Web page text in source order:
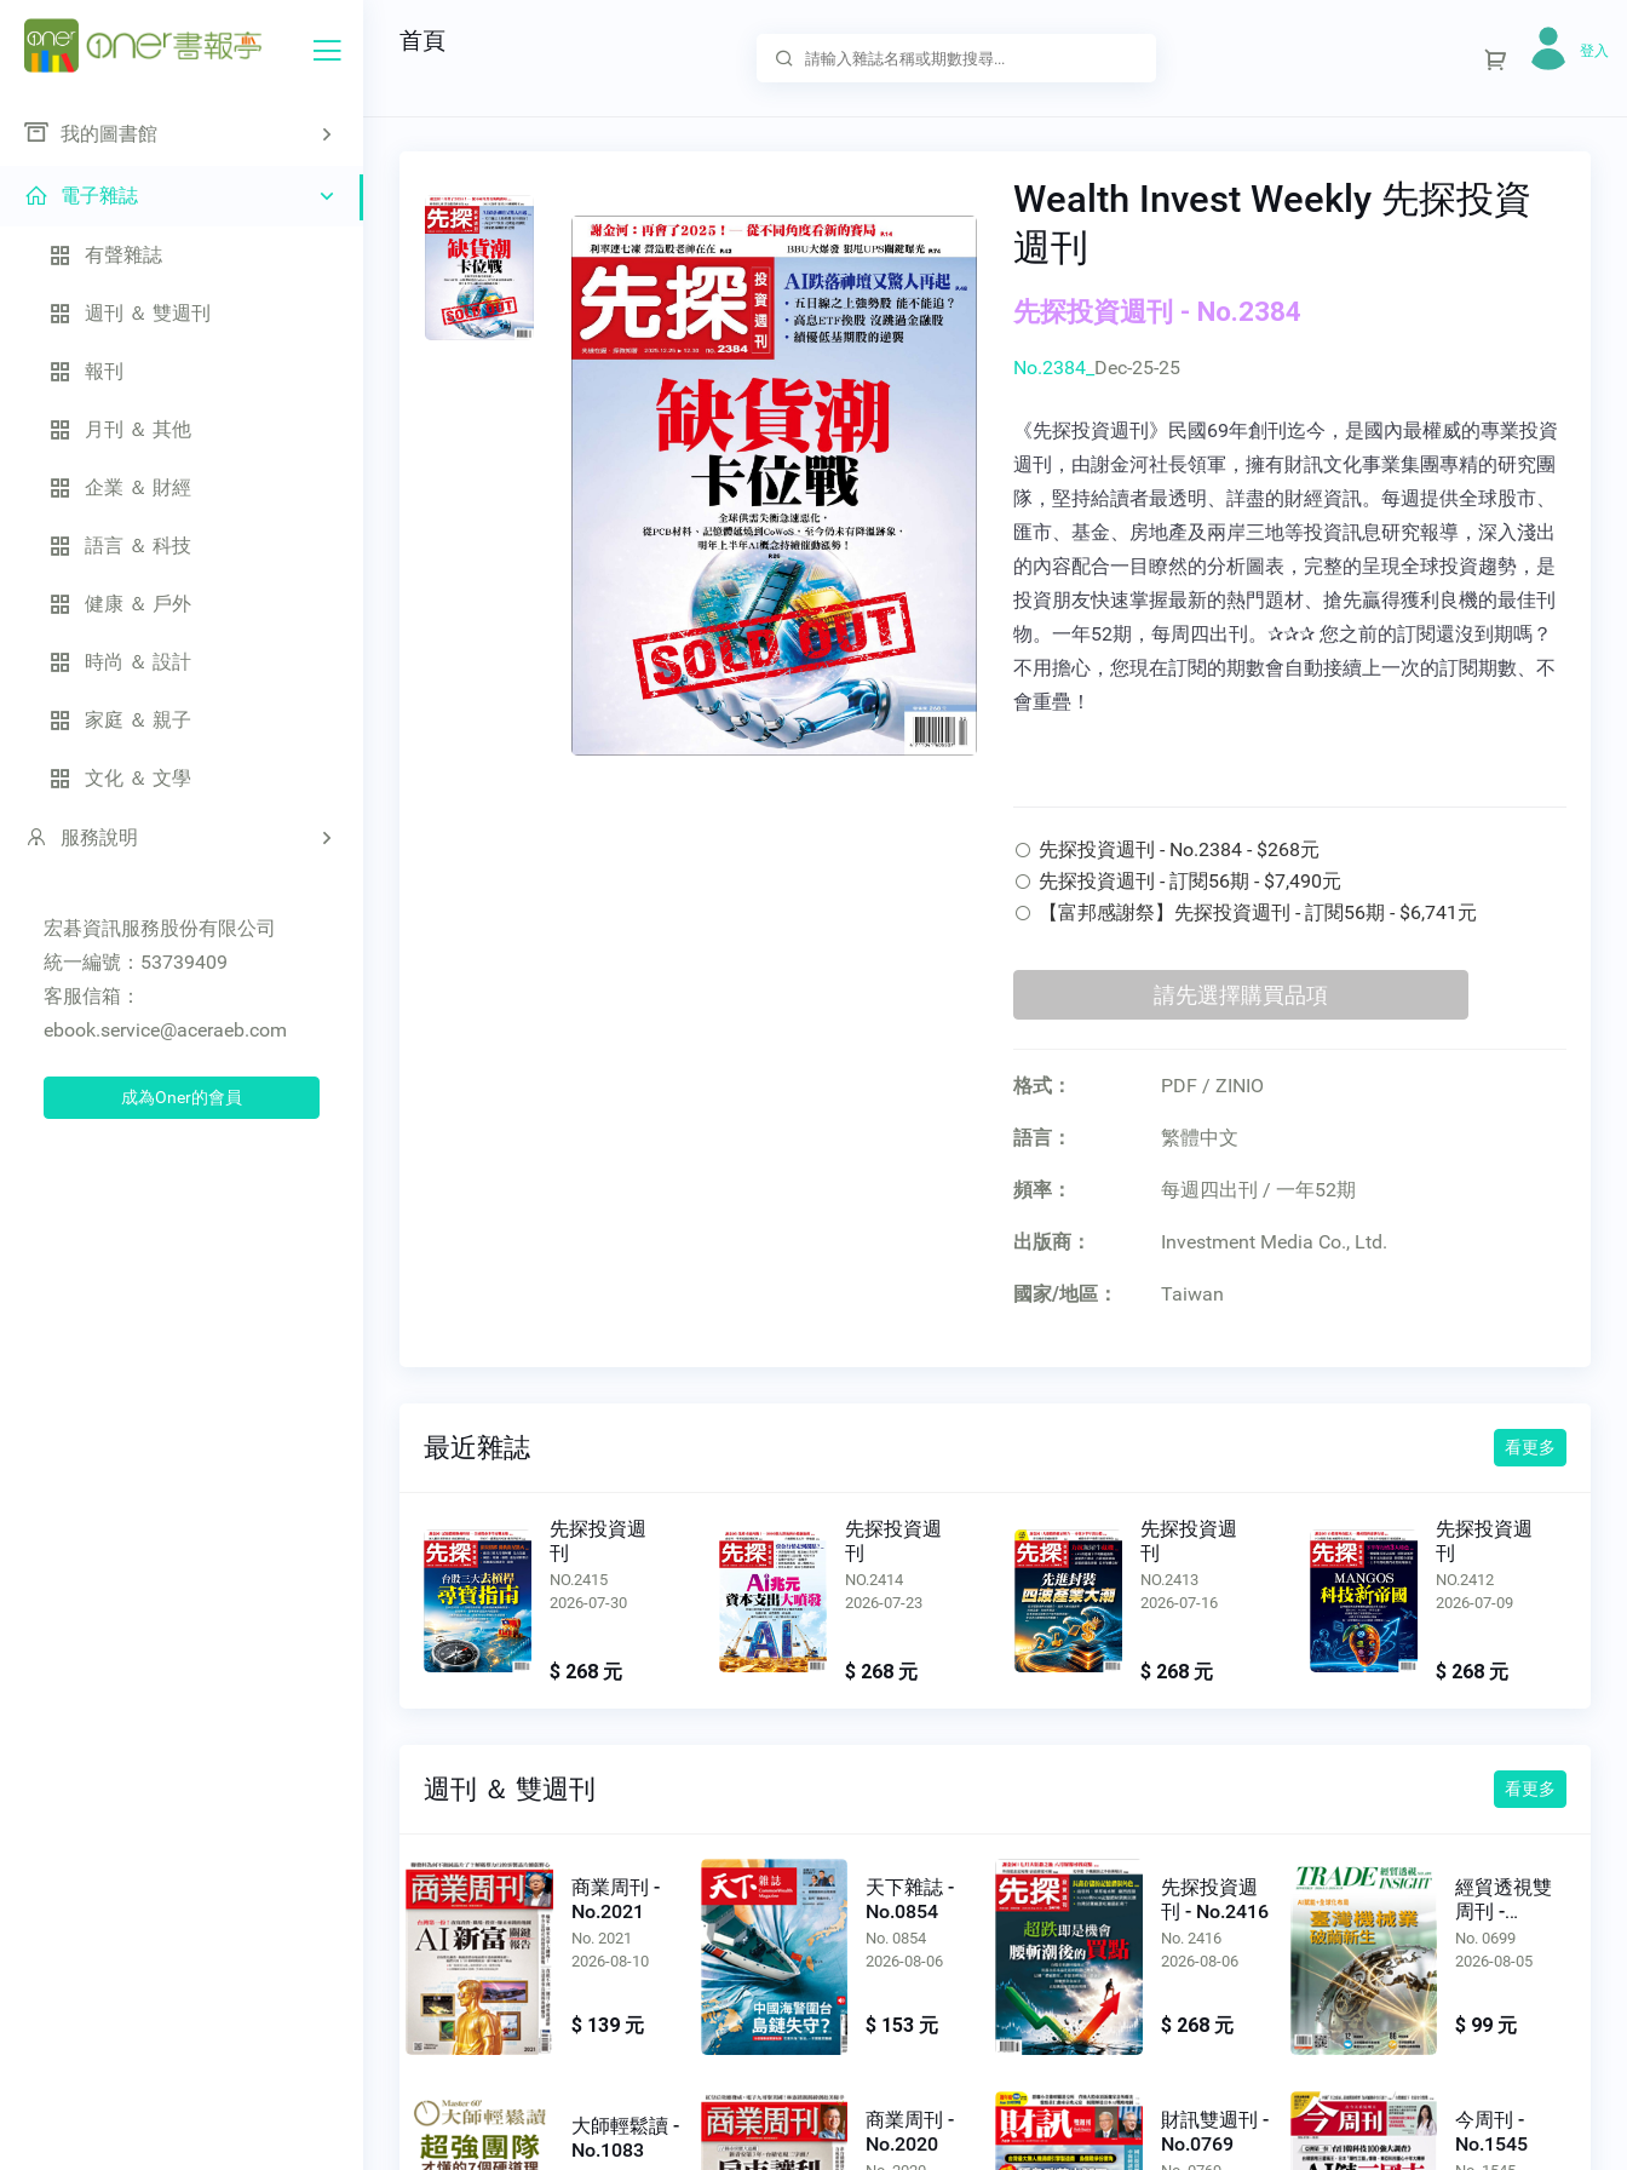
我的圖書館
電子雜誌
有聲雜誌
週刊 ＆ 雙週刊
報刊
月刊 ＆ 其他
企業 ＆ 財經
語言 ＆ 科技
健康 ＆ 戶外
時尚 ＆ 設計
家庭 ＆ 親子
文化 ＆ 文學
服務說明
宏碁資訊服務股份有限公司
統一編號：53739409
客服信箱：
ebook.service@aceraeb.com
成為Oner的會員
首頁 登入
Wealth Invest Weekly 先探投資
週刊
先探投資週刊 - No.2384
No.2384_ Dec-25-25
《先探投資週刊》民國69年創刊迄今，是國內最權威的專業投資
週刊，由謝金河社長領軍，擁有財訊文化事業集團專精的研究團
隊，堅持給讀者最透明、詳盡的財經資訊。每週提供全球股市、
匯市、基金、房地產及兩岸三地等投資訊息研究報導，深入淺出
的內容配合一目瞭然的分析圖表，完整的呈現全球投資趨勢，是
投資朋友快速掌握最新的熱門題材、搶先贏得獲利良機的最佳刊
物。一年52期，每周四出刊。✰✰✰ 您之前的訂閱還沒到期嗎？
不用擔心，您現在訂閱的期數會自動接續上一次的訂閱期數、不
會重疊！
先探投資週刊 - No.2384 - $268元
先探投資週刊 - 訂閱56期 - $7,490元
【富邦感謝祭】先探投資週刊 - 訂閱56期 - $6,741元
格式： PDF / ZINIO
語言： 繁體中文
頻率： 每週四出刊 / 一年52期
出版商： Investment Media Co., Ltd.
國家/地區： Taiwan
最近雜誌 看更多
先探投資週
刊
NO.2414
2026-07-23
$ 268 元
先探投資週
刊
NO.2413
2026-07-16
$ 268 元
先探投資週
刊
NO.2412
2026-07-09
$ 268 元
先探投資週
刊
NO.2411
2026-07-02
$ 268 元
週刊 ＆ 雙週刊 看更多
商業周刊 -
No.2021
No. 2021
2026-08-10
$ 139 元
天下雜誌 -
No.0854
No. 0854
2026-08-06
$ 153 元
先探投資週
刊 - No.2416
No. 2416
2026-08-06
$ 268 元
經貿透視雙
周刊 -
No.0699
No. 0699
2026-08-05
$ 99 元
大師輕鬆讀 -
No.1083
商業周刊 -
No.2020
財訊雙週刊 -
No.0769
今周刊 -
No.1545